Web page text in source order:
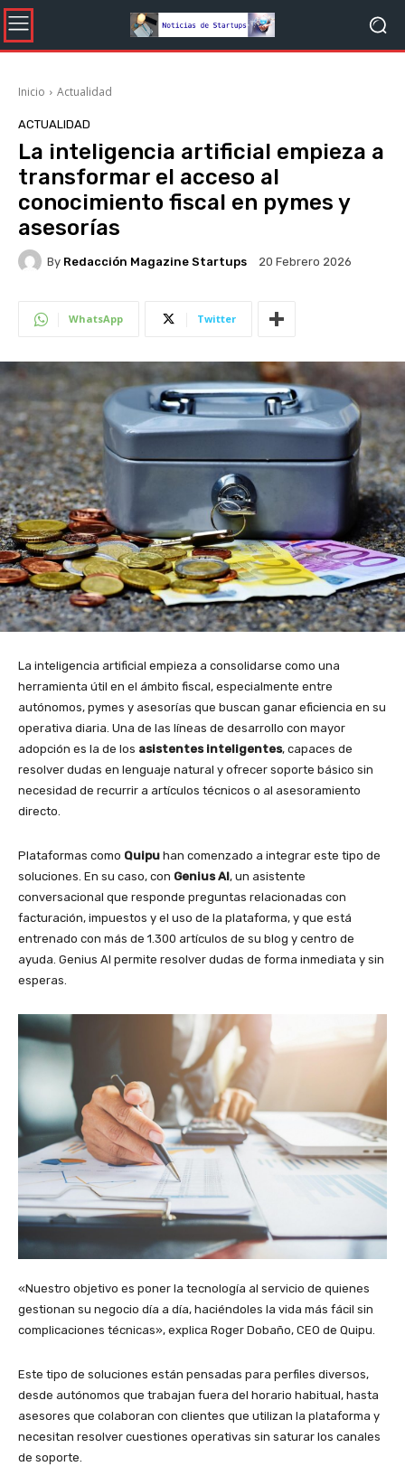
Inicio Actualidad
ACTUALIDAD
La inteligencia artificial empieza a
transformar el acceso al
conocimiento fiscal en pymes y
asesorías
By Redacción Magazine Startups 20 Febrero 2026
WhatsApp Twitter
La inteligencia artificial empieza a consolidarse como una
herramienta útil en el ámbito fiscal, especialmente entre
autónomos, pymes y asesorías que buscan ganar eficiencia en su
operativa diaria. Una de las líneas de desarrollo con mayor
adopción es la de los asistentes inteligentes, capaces de
resolver dudas en lenguaje natural y ofrecer soporte básico sin
necesidad de recurrir a artículos técnicos o al asesoramiento
directo.
Plataformas como Quipu han comenzado a integrar este tipo de
soluciones. En su caso, con Genius AI, un asistente
conversacional que responde preguntas relacionadas con
facturación, impuestos y el uso de la plataforma, y que está
entrenado con más de 1.300 artículos de su blog y centro de
ayuda. Genius AI permite resolver dudas de forma inmediata y sin
esperas.
«Nuestro objetivo es poner la tecnología al servicio de quienes
gestionan su negocio día a día, haciéndoles la vida más fácil sin
complicaciones técnicas», explica Roger Dobaño, CEO de Quipu.
Este tipo de soluciones están pensadas para perfiles diversos,
desde autónomos que trabajan fuera del horario habitual, hasta
asesores que colaboran con clientes que utilizan la plataforma y
necesitan resolver cuestiones operativas sin saturar los canales
de soporte.